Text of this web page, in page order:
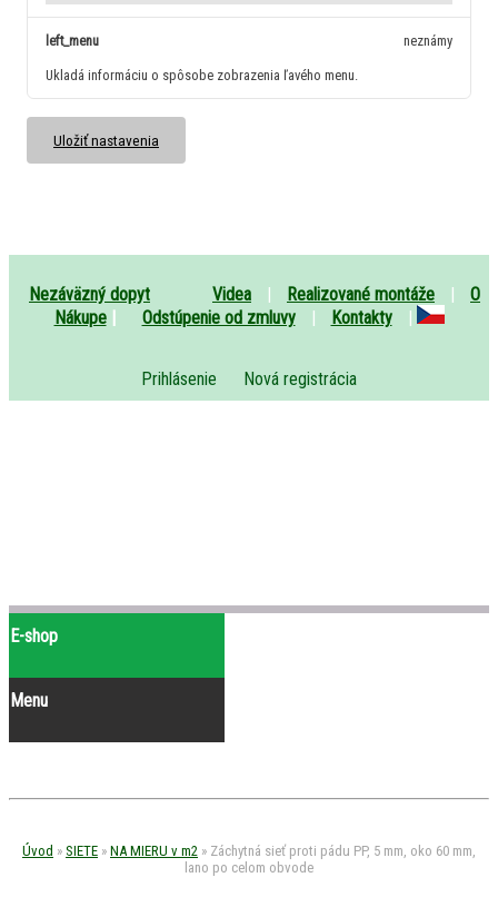
left_menu
Ukladá informáciu o spôsobe zobrazenia ľavého menu.
neznámy
Uložiť nastavenia
Nezáväzný dopyt Videa | Realizované montáže |
O
Nákupe| Odstúpenie od zmluvy | Kontakty |
Prihlásenie Nová registrácia
E-shop
Menu
Úvod » SIETE » NA MIERU v m2 » Záchytná sieť proti pádu PP, 5 mm, oko 60 mm,
lano po celom obvode